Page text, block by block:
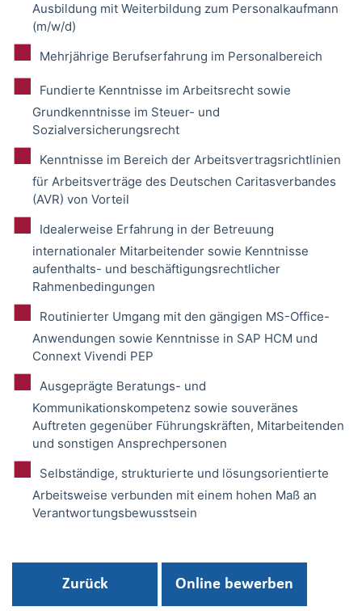
Ausbildung mit Weiterbildung zum Personalkaufmann
(m/w/d)
Mehrjährige Berufserfahrung im Personalbereich
Fundierte Kenntnisse im Arbeitsrecht sowie
Grundkenntnisse im Steuer- und
Sozialversicherungsrecht
Kenntnisse im Bereich der Arbeitsvertragsrichtlinien
für Arbeitsverträge des Deutschen Caritasverbandes
(AVR) von Vorteil
Idealerweise Erfahrung in der Betreuung
internationaler Mitarbeitender sowie Kenntnisse
aufenthalts- und beschäftigungsrechtlicher
Rahmenbedingungen
Routinierter Umgang mit den gängigen MS-Office-
Anwendungen sowie Kenntnisse in SAP HCM und
Connext Vivendi PEP
Ausgeprägte Beratungs- und
Kommunikationskompetenz sowie souveränes
Auftreten gegenüber Führungskräften, Mitarbeitenden
und sonstigen Ansprechpersonen
Selbständige, strukturierte und lösungsorientierte
Arbeitsweise verbunden mit einem hohen Maß an
Verantwortungsbewusstsein
Zurück Online bewerben